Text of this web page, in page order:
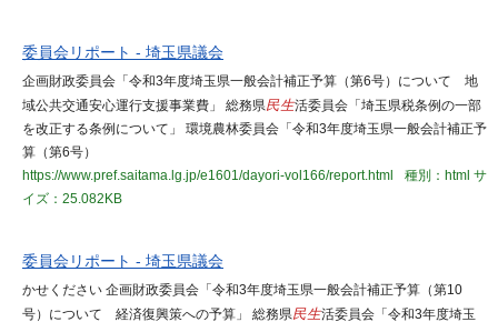
委員会リポート - 埼玉県議会
企画財政委員会「令和3年度埼玉県一般会計補正予算（第6号）について 地
域公共交通安心運行支援事業費」 総務県民生活委員会「埼玉県税条例の一部
を改正する条例について」 環境農林委員会「令和3年度埼玉県一般会計補正予
算（第6号）
https://www.pref.saitama.lg.jp/e1601/dayori-vol166/report.html
種別：html サ
イズ：25.082KB
委員会リポート - 埼玉県議会
かせください 企画財政委員会「令和3年度埼玉県一般会計補正予算（第10
号）について 経済復興策への予算」 総務県民生活委員会「令和3年度埼玉